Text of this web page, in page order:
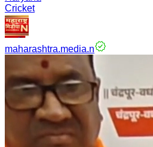
Cricket
maharashtra.media.n